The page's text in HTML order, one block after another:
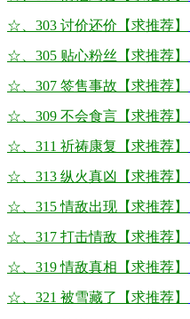
☆、303 讨价还价【求推荐】
☆、305 贴心粉丝【求推荐】
☆、307 签售事故【求推荐】
☆、309 不会食言【求推荐】
☆、311 祈祷康复【求推荐】
☆、313 纵火真凶【求推荐】
☆、315 情敌出现【求推荐】
☆、317 打击情敌【求推荐】
☆、319 情敌真相【求推荐】
☆、321 被雪藏了【求推荐】